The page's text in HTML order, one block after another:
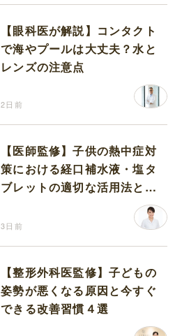
【眼科医が解説】コンタクト
で海やプールは大丈夫？水と
レンズの注意点
2日前
【医師監修】子供の熱中症対
策における経口補水液・塩タ
ブレットの適切な活用法と水
3日前
【整形外科医監修】子どもの
姿勢が悪くなる原因と今すぐ
できる改善習慣４選